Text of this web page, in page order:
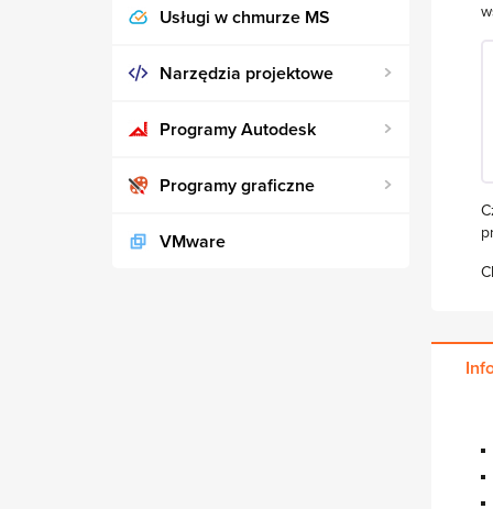
Usługi w chmurze MS
Narzędzia projektowe
Programy Autodesk
Programy graficzne
VMware